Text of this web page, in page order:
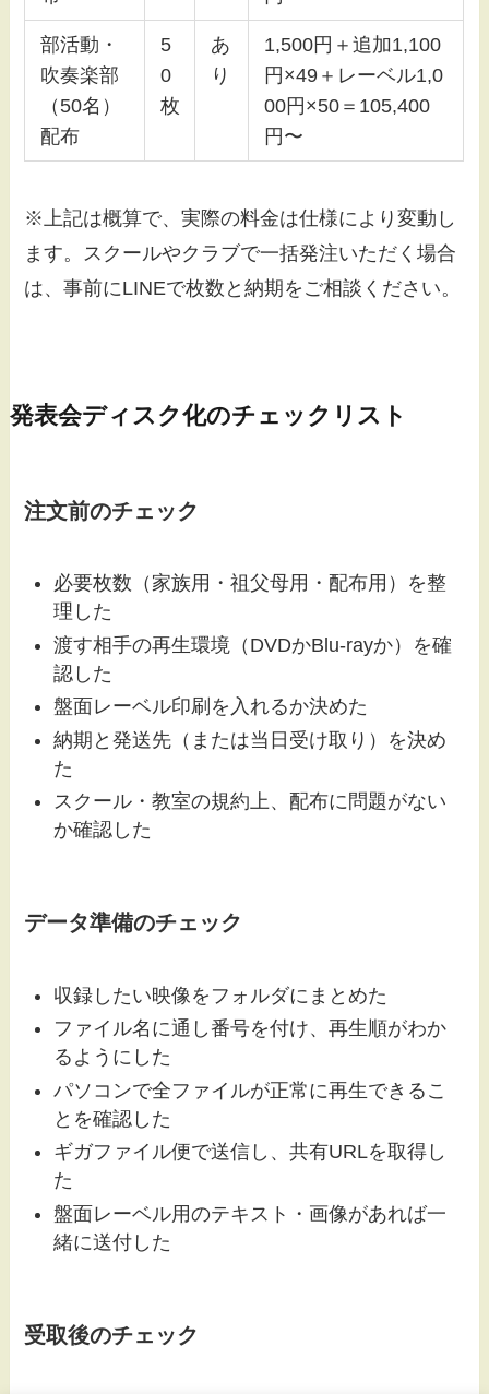
部活動・
吹奏楽部
（50名）
配布
5
0
枚
あ
り
1,500円＋追加1,100
円×49＋レーベル1,0
00円×50＝105,400
円〜
※上記は概算で、実際の料金は仕様により変動し
ます。スクールやクラブで一括発注いただく場合
は、事前にLINEで枚数と納期をご相談ください。
発表会ディスク化のチェックリスト
注文前のチェック
必要枚数（家族用・祖父母用・配布用）を整
理した
渡す相手の再生環境（DVDかBlu-rayか）を確
認した
盤面レーベル印刷を入れるか決めた
納期と発送先（または当日受け取り）を決め
た
スクール・教室の規約上、配布に問題がない
か確認した
データ準備のチェック
収録したい映像をフォルダにまとめた
ファイル名に通し番号を付け、再生順がわか
るようにした
パソコンで全ファイルが正常に再生できるこ
とを確認した
ギガファイル便で送信し、共有URLを取得し
た
盤面レーベル用のテキスト・画像があれば一
緒に送付した
受取後のチェック